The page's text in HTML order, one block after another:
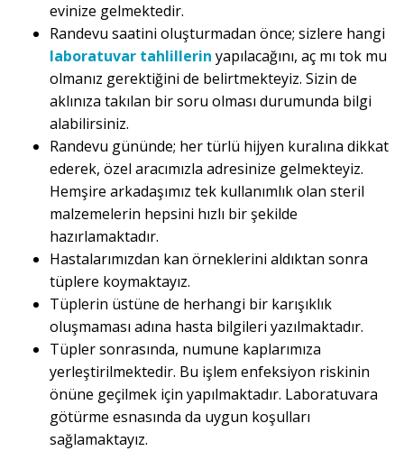
evinize gelmektedir.
Randevu saatini oluşturmadan önce; sizlere hangi
laboratuvar tahlillerin yapılacağını, aç mı tok mu
olmanız gerektiğini de belirtmekteyiz. Sizin de
aklınıza takılan bir soru olması durumunda bilgi
alabilirsiniz.
Randevu gününde; her türlü hijyen kuralına dikkat
ederek, özel aracımızla adresinize gelmekteyiz.
Hemşire arkadaşımız tek kullanımlık olan steril
malzemelerin hepsini hızlı bir şekilde
hazırlamaktadır.
Hastalarımızdan kan örneklerini aldıktan sonra
tüplere koymaktayız.
Tüplerin üstüne de herhangi bir karışıklık
oluşmaması adına hasta bilgileri yazılmaktadır.
Tüpler sonrasında, numune kaplarımıza
yerleştirilmektedir. Bu işlem enfeksiyon riskinin
önüne geçilmek için yapılmaktadır. Laboratuvara
götürme esnasında da uygun koşulları
sağlamaktayız.